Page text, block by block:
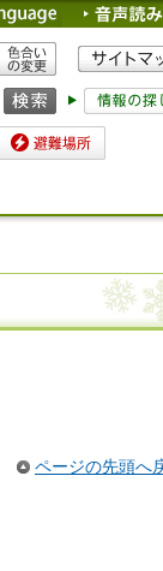
合いの変更
避難場所
ページの先頭へ